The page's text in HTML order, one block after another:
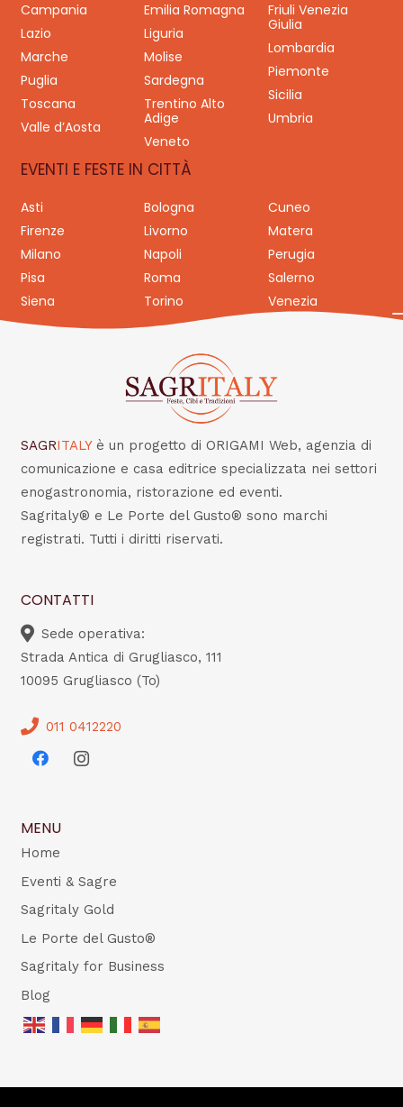
Campania
Emilia Romagna
Friuli Venezia
Giulia
Lazio
Liguria
Lombardia
Marche
Molise
Piemonte
Puglia
Sardegna
Sicilia
Toscana
Trentino Alto
Adige
Umbria
Valle d’Aosta
Veneto
EVENTI E FESTE IN CITTÀ
Asti Bologna
Cuneo
Firenze
Livorno
Matera
Milano
Napoli
Perugia
Pisa
Roma
Salerno
Siena
Torino Venezia
SAGRITALY è un progetto di ORIGAMI Web, agenzia di
comunicazione e casa editrice specializzata nei settori
enogastronomia, ristorazione ed eventi.
Sagritaly® e Le Porte del Gusto® sono marchi
registrati. Tutti i diritti riservati.
CONTATTI
Sede operativa:
Strada Antica di Grugliasco, 111
10095 Grugliasco (To)
011 0412220
MENU
Home
Eventi & Sagre
Sagritaly Gold
Le Porte del Gusto®
Sagritaly for Business
Blog